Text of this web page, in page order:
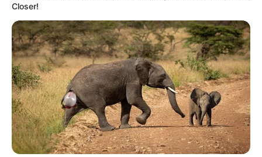
ACTIVAR AHORA
TEMAS DESTACADOS
RECIBO DEL AGUA
LOCALIDAD DE USAQUÉN
CUNDINAMARCA
DESAPARECIDOS
CORTES DE LUZ
LOCALIDAD DE ENGATIVÁ
REGIOTRAM DE OCCIDENTE
LOCALIDAD DE SUBA
Closer!